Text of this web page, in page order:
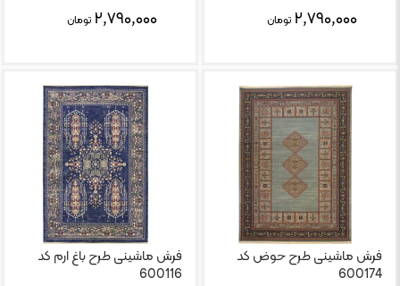
۲,۷۹۰,۰۰۰ تومان ۲,۷۹۰,۰۰۰ تومان
فرش ماشینی طرح حوض کد
600174
فرش ماشینی طرح باغ ارم کد
600116